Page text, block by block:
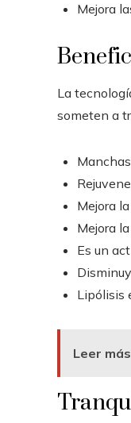
Mejora
La
someten a
Mejora
Mejora
Es un
Lipólisis
Leer más